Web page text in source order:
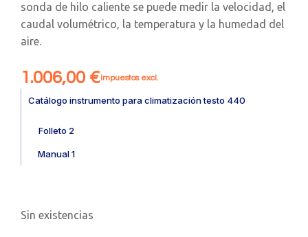
sonda de hilo caliente se puede medir la velocidad, el
caudal volumétrico, la temperatura y la humedad del
aire.
1.006,00 €impuestos excl.
Catálogo instrumento para climatización testo 440
Folleto 2
Manual 1
Sin existencias